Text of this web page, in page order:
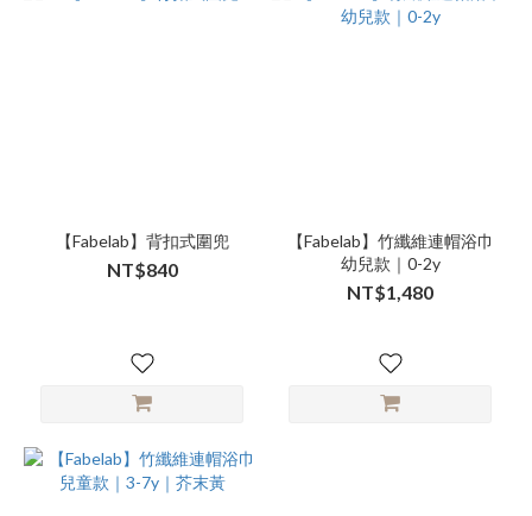
【Fabelab】背扣式圍兜
NT$840
【Fabelab】竹纖維連帽浴巾
幼兒款｜0-2y
NT$1,480